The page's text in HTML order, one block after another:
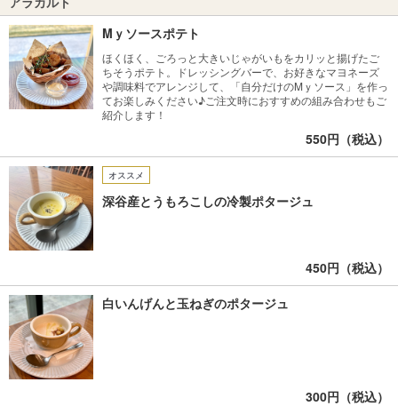
Mｙソースポテト
ほくほく、ごろっと大きいじゃがいもをカリッと揚げたご
ちそうポテト。ドレッシングバーで、お好きなマヨネーズ
や調味料でアレンジして、「自分だけのMｙソース」を作っ
てお楽しみください♪ご注文時におすすめの組み合わせもご
紹介します！
550円（税込）
オススメ
深谷産とうもろこしの冷製ポタージュ
450円（税込）
白いんげんと玉ねぎのポタージュ
300円（税込）